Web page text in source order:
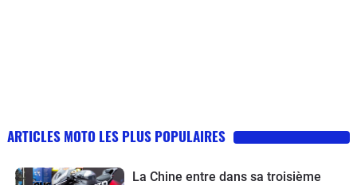
ARTICLES MOTO LES PLUS POPULAIRES
La Chine entre dans sa troisième